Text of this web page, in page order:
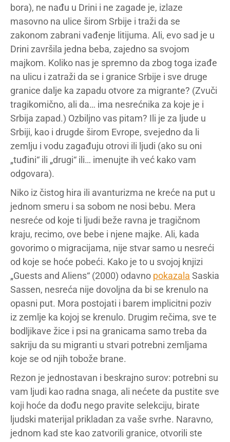
bora), ne nađu u Drini i ne zagade je, izlaze
masovno na ulice širom Srbije i traži da se
zakonom zabrani vađenje litijuma. Ali, evo sad je u
Drini završila jedna beba, zajedno sa svojom
majkom. Koliko nas je spremno da zbog toga izađe
na ulicu i zatraži da se i granice Srbije i sve druge
granice dalje ka zapadu otvore za migrante? (Zvuči
tragikomično, ali da… ima nesrećnika za koje je i
Srbija zapad.) Ozbiljno vas pitam? Ili je za ljude u
Srbiji, kao i drugde širom Evrope, svejedno da li
zemlju i vodu zagađuju otrovi ili ljudi (ako su oni
„tuđini“ ili „drugi“ ili… imenujte ih već kako vam
odgovara).
Niko iz čistog hira ili avanturizma ne kreće na put u
jednom smeru i sa sobom ne nosi bebu. Mera
nesreće od koje ti ljudi beže ravna je tragičnom
kraju, recimo, ove bebe i njene majke. Ali, kada
govorimo o migracijama, nije stvar samo u nesreći
od koje se hoće pobeći. Kako je to u svojoj knjizi
„Guests and Aliens“ (2000) odavno pokazala Saskia
Sassen, nesreća nije dovoljna da bi se krenulo na
opasni put. Mora postojati i barem implicitni poziv
iz zemlje ka kojoj se krenulo. Drugim rečima, sve te
bodljikave žice i psi na granicama samo treba da
sakriju da su migranti u stvari potrebni zemljama
koje se od njih tobože brane.
Rezon je jednostavan i beskrajno surov: potrebni su
vam ljudi kao radna snaga, ali nećete da pustite sve
koji hoće da dođu nego pravite selekciju, birate
ljudski materijal prikladan za vaše svrhe. Naravno,
jednom kad ste kao zatvorili granice, otvorili ste